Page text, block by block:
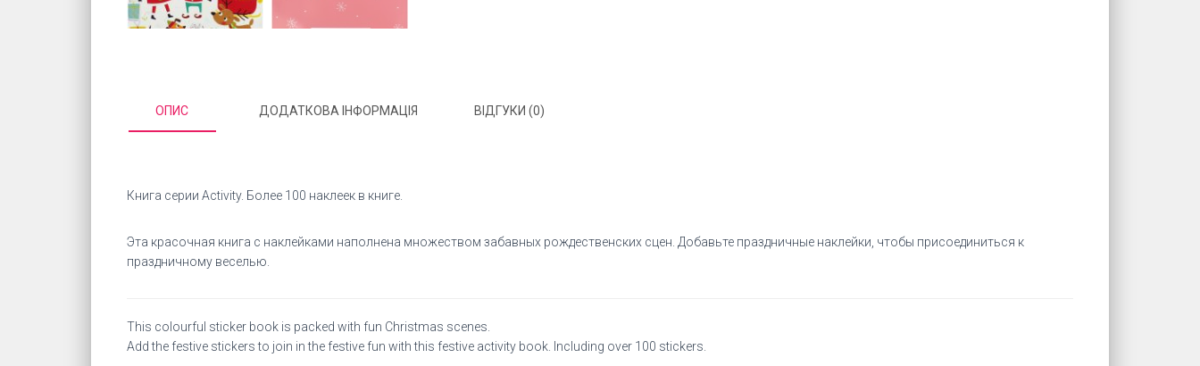
ОПИС ДОДАТКОВА ІНФОРМАЦІЯ ВІДГУКИ (0)
Книга серии Activity. Более 100 наклеек в книге.
Эта красочная книга с наклейками наполнена множеством забавных рождественских сцен. Добавьте праздничные наклейки, чтобы присоединиться к
праздничному веселью.
This colourful sticker book is packed with fun Christmas scenes.
Add the festive stickers to join in the festive fun with this festive activity book. Including over 100 stickers.